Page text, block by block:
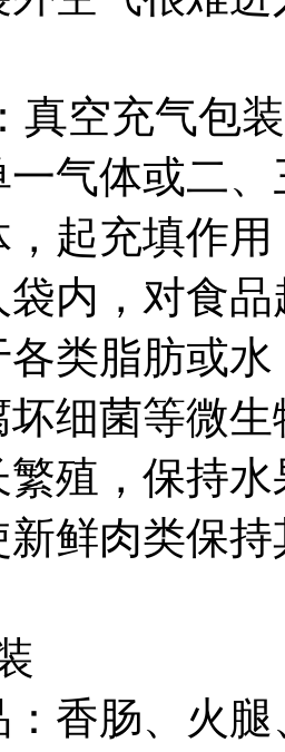
真空充气包
气体或二
，起充填作
内，对食
类脂肪或
细菌等微
殖，保持
新鲜肉类保
香肠、火